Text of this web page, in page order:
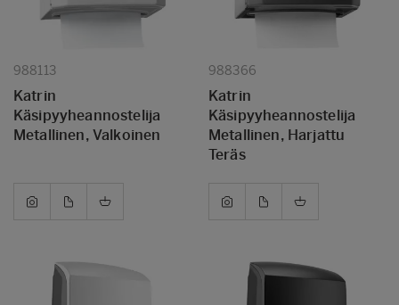
988113
Katrin
Käsipyyheannostelija
Metallinen, Valkoinen
988366
Katrin
Käsipyyheannostelija
Metallinen, Harjattu
Teräs